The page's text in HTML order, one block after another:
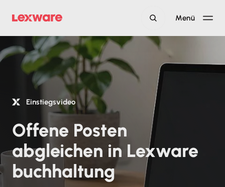
Menü
Einstiegsvideo
Offene Posten
abgleichen in Lexware
buchhaltung